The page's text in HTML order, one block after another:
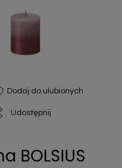
Dodaj do ulubionych
Udostępnij
BOLSIUS